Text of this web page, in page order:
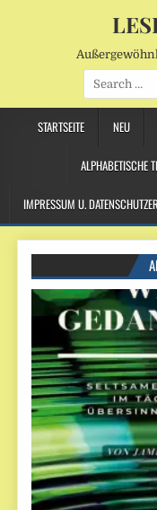
Search
for:
STARTSEITE NEU
ALPHABETISCHE
IMPRESSUM U.